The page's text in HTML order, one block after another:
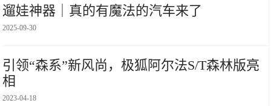
遛娃神器｜真的有魔法的汽车来了
2025-09-30
引领“森系”新风尚，极狐阿尔法S/T森林版亮
相
2023-04-18